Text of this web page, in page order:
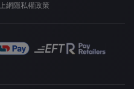
網隱私權政策